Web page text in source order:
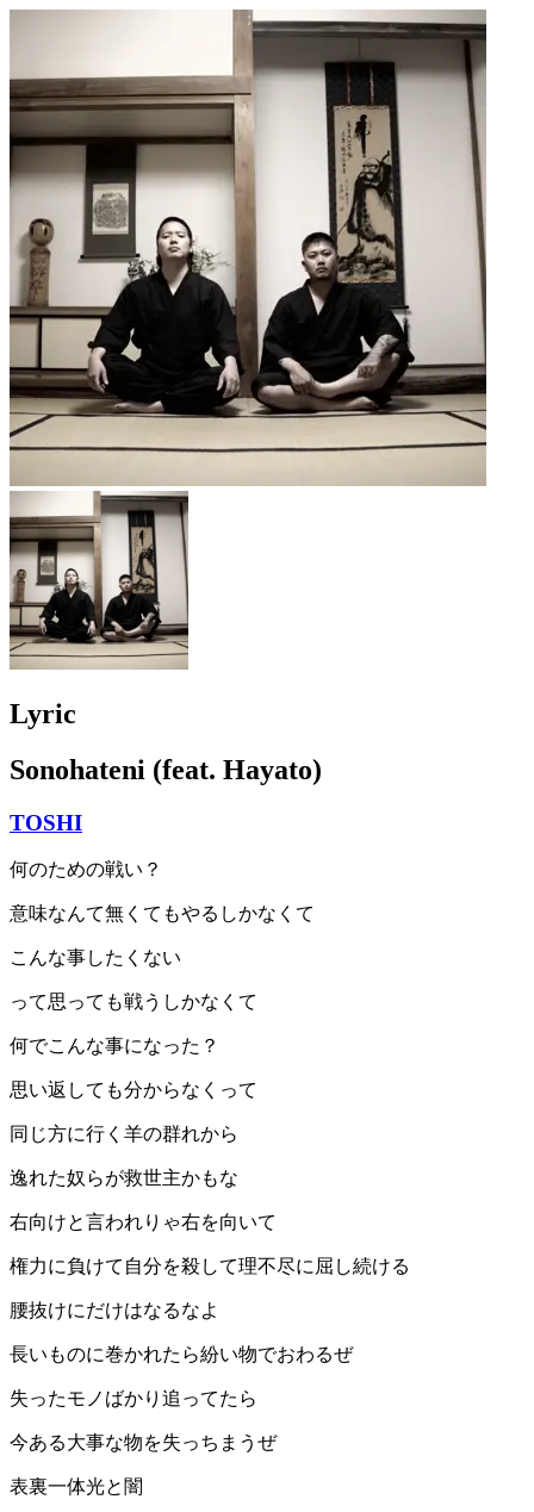
Lyric
Sonohateni (feat. Hayato)
TOSHI
何のための戦い？
意味なんて無くてもやるしかなくて
こんな事したくない
って思っても戦うしかなくて
何でこんな事になった？
思い返しても分からなくって
同じ方に行く羊の群れから
逸れた奴らが救世主かもな
右向けと言われりゃ右を向いて
権力に負けて自分を殺して理不尽に屈し続ける
腰抜けにだけはなるなよ
長いものに巻かれたら紛い物でおわるぜ
失ったモノばかり追ってたら
今ある大事な物を失っちまうぜ
表裏一体光と闇